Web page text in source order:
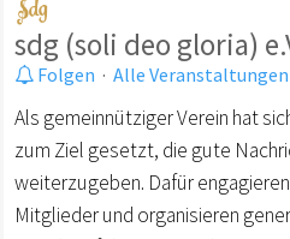
sdg (soli deo gloria)
Folgen · Alle Veranstaltungen
Als gemeinnütziger Verein hat
zum Ziel gesetzt, die gute
weiterzugeben. Dafür
Mitglieder und organisieren